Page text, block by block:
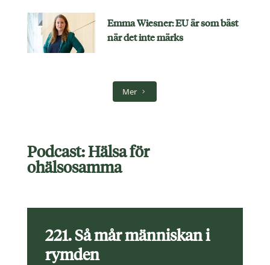
Emma Wiesner: EU är som bäst
när det inte märks
Mer
Podcast: Hälsa för
ohälsosamma
221. Så mår människan i
rymden